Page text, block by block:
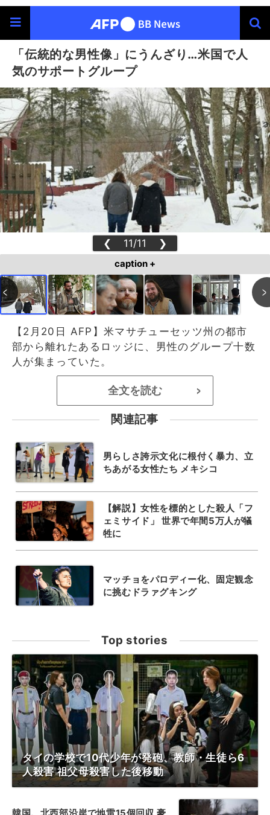
「伝統的な男性像」にうんざり…米国で人
気のサポートグループ
❮ 11/11 ❯
caption +
【2月20日 AFP】米マサチューセッツ州の都市
部から離れたあるロッジに、男性のグループ十数
人が集まっていた。
全文を読む >
関連記事
男らしさ誇示文化に根付く暴力、立
ちあがる女性たち メキシコ
【解説】女性を標的とした殺人「フ
ェミサイド」 世界で年間5万人が犠
牲に
マッチョをパロディー化、固定観念
に挑むドラァグキング
Top stories
タイの学校で10代少年が発砲、教師・生徒ら6
人殺害 祖父母殺害した後移動
韓国、北西部沿岸で地雷15個回収 豪